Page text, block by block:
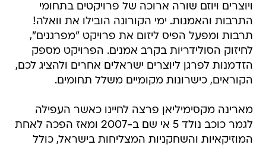
ויוצרים ויוזם שורה ארוכה של פרויקטים בתחומי
התרבות והאמנות. ימי הקורונה הובילו את וואלה!
תרבות ומפעל הפיס ליזום את פרויקט "מפרגנים",
לחיזוק הסולידריות בקרב אמנים. הפרויקט מספק
הזדמנות לפרגן ליוצרים ישראלים אחרים ולהציג לכם,
הקוראים, כישרונות מקומיים משלל תחומים.
מארינה מקסימיליאן פרצה לחיינו כאשר העפילה
לגמר כוכב נולד 5 אי שם ב-2007 ומאז הפכה לאחת
המוזיקאיות והשחקניות המצליחות בישראל, כולל